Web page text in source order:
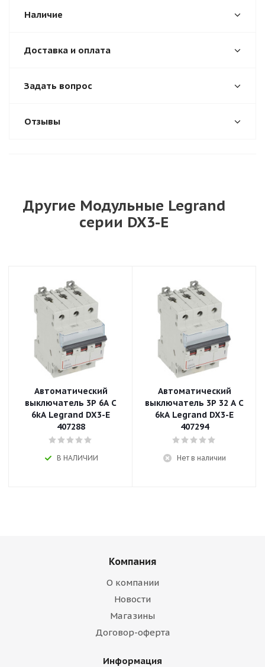
Наличие
Доставка и оплата
Задать вопрос
Отзывы
Другие Модульные Legrand
серии DX3-E
Автоматический
выключатель 3P 6A C
6kA Legrand DX3-E
407288
В НАЛИЧИИ
Автоматический
выключатель 3P 32 A C
6kA Legrand DX3-E
407294
Нет в наличии
Компания
О компании
Новости
Магазины
Договор-оферта
Информация